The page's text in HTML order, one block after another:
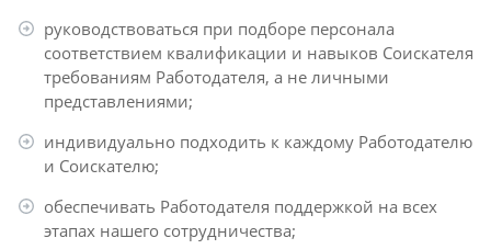
руководствоваться при подборе персонала
соответствием квалификации и навыков Соискателя
требованиям Работодателя, а не личными
представлениями;
индивидуально подходить к каждому Работодателю
и Соискателю;
обеспечивать Работодателя поддержкой на всех
этапах нашего сотрудничества;